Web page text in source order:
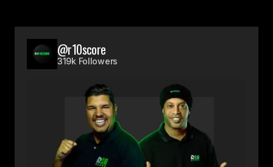
@r10score
319k Followers